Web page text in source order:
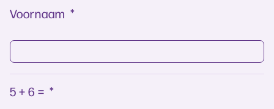
Voornaam *
5 + 6 = *